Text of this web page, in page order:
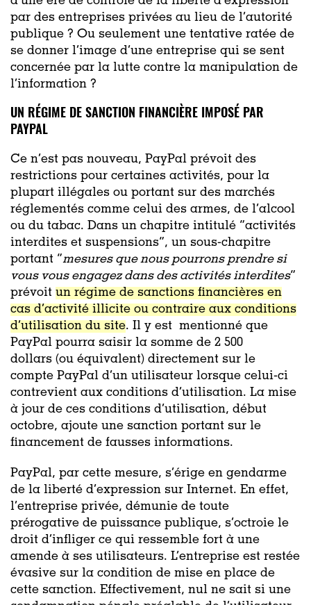
par des entreprises privées au lieu de l’autorité
publique ? Ou seulement une tentative ratée de
se donner l’image d’une entreprise qui se sent
concernée par la lutte contre la manipulation de
l’information ?
UN RÉGIME DE SANCTION FINANCIÈRE IMPOSÉ PAR
PAYPAL
Ce n’est pas nouveau, PayPal prévoit des
restrictions pour certaines activités, pour la
plupart illégales ou portant sur des marchés
réglementés comme celui des armes, de l’alcool
ou du tabac. Dans un chapitre intitulé “activités
interdites et suspensions”, un sous-chapitre
portant “mesures que nous pourrons prendre si
vous vous engagez dans des activités interdites”
prévoit un régime de sanctions financières en
cas d’activité illicite ou contraire aux conditions
d’utilisation du site. Il y est mentionné que
PayPal pourra saisir la somme de 2 500
dollars (ou équivalent) directement sur le
compte PayPal d’un utilisateur lorsque celui-ci
contrevient aux conditions d’utilisation. La mise
à jour de ces conditions d’utilisation, début
octobre, ajoute une sanction portant sur le
financement de fausses informations.
PayPal, par cette mesure, s’érige en gendarme
de la liberté d’expression sur Internet. En effet,
l’entreprise privée, démunie de toute
prérogative de puissance publique, s’octroie le
droit d’infliger ce qui ressemble fort à une
amende à ses utilisateurs. L’entreprise est restée
évasive sur la condition de mise en place de
cette sanction. Effectivement, nul ne sait si une